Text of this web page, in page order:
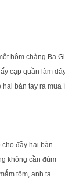
hôm chàng Ba
cạp quần làm
bàn tay ra mua
cho đầy hai bàn
không cần đùm
tôm, anh ta